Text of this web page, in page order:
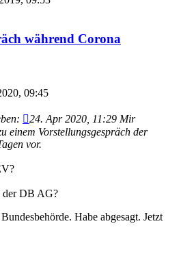
während Corona
09:45
24. Apr 2020, 11:29 Mir
einem Vorstellungsgespräch der
vor.
der DB AG?
Habe abgesagt. Jetzt